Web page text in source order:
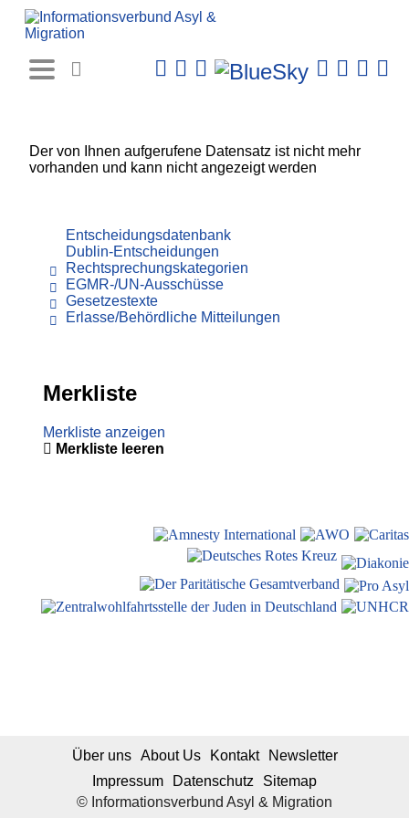
Der von Ihnen aufgerufene Datensatz ist nicht mehr
vorhanden und kann nicht angezeigt werden
Entscheidungsdatenbank
Dublin-Entscheidungen
Rechtsprechungskategorien
EGMR-/UN-Ausschüsse
Gesetzestexte
Erlasse/Behördliche Mitteilungen
Merkliste
Merkliste anzeigen
Merkliste leeren
© Informationsverbund Asyl & Migration
Über uns About Us Kontakt
Newsletter
Impressum
Datenschutz Sitemap